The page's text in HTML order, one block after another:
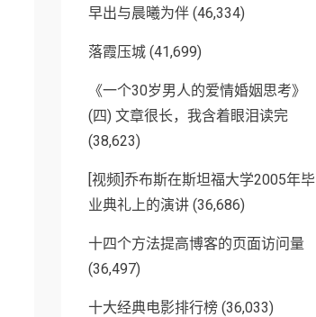
早出与晨曦为伴 (46,334)
落霞压城 (41,699)
《一个30岁男人的爱情婚姻思考》
(四) 文章很长，我含着眼泪读完
(38,623)
[视频]乔布斯在斯坦福大学2005年毕
业典礼上的演讲 (36,686)
十四个方法提高博客的页面访问量
(36,497)
十大经典电影排行榜 (36,033)